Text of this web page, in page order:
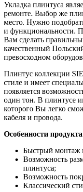
Укладка плинтуса
ремонте. Выбор же
место. Нужно
и функциональности.
Вам сделать
качественный
превосходном
Плинтус коллекции
стиле и имеет
появляется
один тон. В плинтусе
которого Вы легко
кабеля и провода.
Особенности продукта
Быстрый монтаж
Возможность
плинтуса;
Возможность
Классический